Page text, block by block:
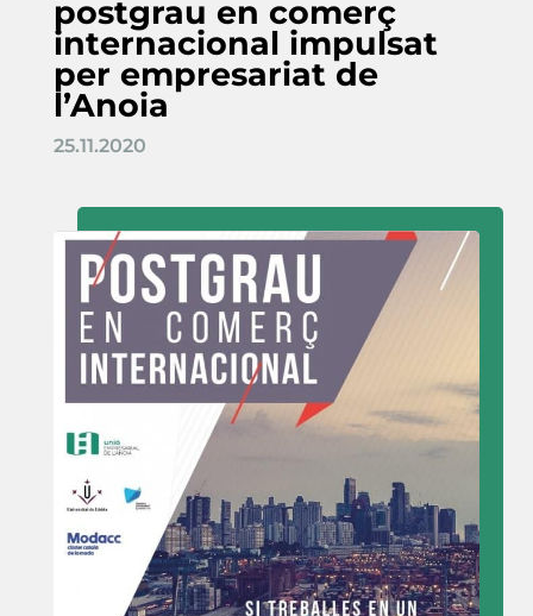
postgrau en comerç
internacional impulsat
per empresariat de
l’Anoia
25.11.2020